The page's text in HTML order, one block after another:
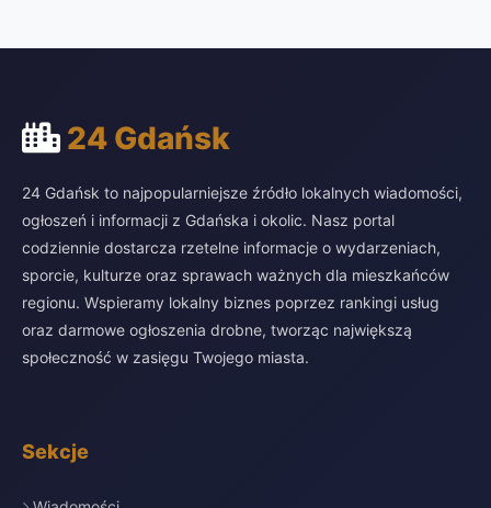
24 Gdańsk
24 Gdańsk to najpopularniejsze źródło lokalnych wiadomości,
ogłoszeń i informacji z Gdańska i okolic. Nasz portal
codziennie dostarcza rzetelne informacje o wydarzeniach,
sporcie, kulturze oraz sprawach ważnych dla mieszkańców
regionu. Wspieramy lokalny biznes poprzez rankingi usług
oraz darmowe ogłoszenia drobne, tworząc największą
społeczność w zasięgu Twojego miasta.
Sekcje